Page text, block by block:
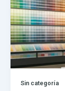
Sin categoría